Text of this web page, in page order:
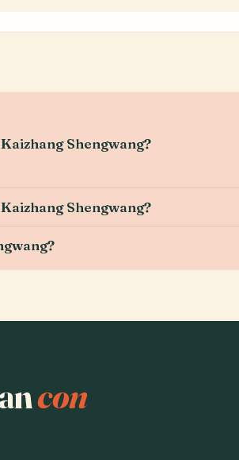
Shengwang?
Shengwang?
con